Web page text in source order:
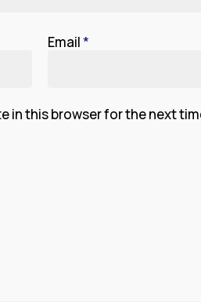
Email*
in this browser for the next